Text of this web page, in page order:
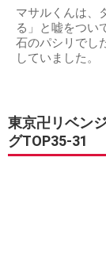
マサルくんは、
る」と嘘をつい
石のパシリでし
していました。
東京卍リベン
グTOP35-31